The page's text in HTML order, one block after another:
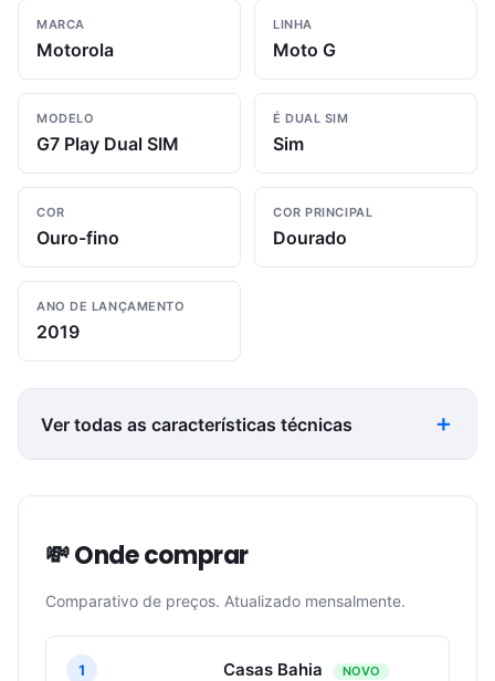
MARCA
Motorola
LINHA
Moto G
MODELO
G7 Play Dual SIM
É DUAL SIM
Sim
COR
Ouro-fino
COR PRINCIPAL
Dourado
ANO DE LANÇAMENTO
2019
Ver todas as características técnicas
💸 Onde comprar
Comparativo de preços. Atualizado mensalmente.
1 Casas Bahia NOVO